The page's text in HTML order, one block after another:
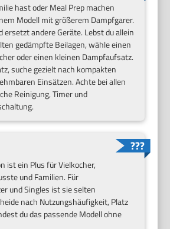
hast oder Meal Prep machen
Modell mit größerem Dampfgarer.
ersetzt andere Geräte. Lebst du allein
gedämpfte Beilagen, wähle einen
oder einen kleinen Dampfaufsatz.
suche gezielt nach kompakten
Einsätzen. Achte bei allen
Reinigung, Timer und
ist ein Plus für Vielkocher,
und Familien. Für
und Singles ist sie selten
nach Nutzungshäufigkeit, Platz
du das passende Modell ohne